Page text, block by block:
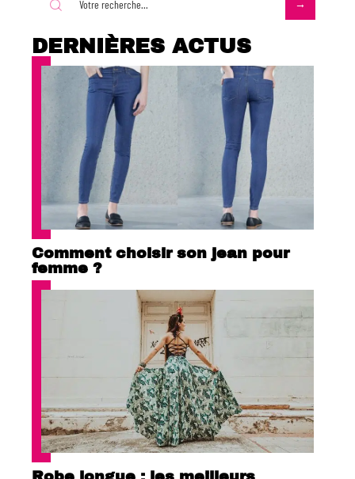
DERNIÈRES ACTUS
Comment choisir son jean pour
femme ?